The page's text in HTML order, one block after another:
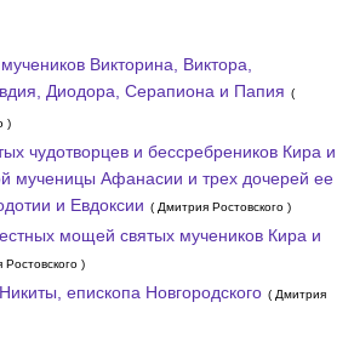
Викторина, Виктора,
Диодора, Серапиона и Папия (
)
чудотворцев и бессребреников Кира и
мученицы Афанасии и трех дочерей ее
и Евдоксии ( Дмитрия Ростовского )
мощей святых мучеников Кира и
)
епископа Новгородского ( Дмитрия